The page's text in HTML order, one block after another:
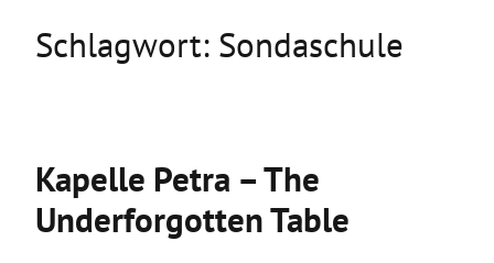
Schlagwort: Sondaschule
Kapelle Petra – The
Underforgotten Table